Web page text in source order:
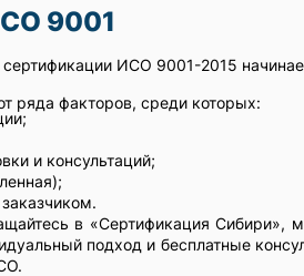
9001
ИСО 9001-2015
ряда факторов, среди которых:
и консультаций;
в «Сертификация
подход и бесплатные